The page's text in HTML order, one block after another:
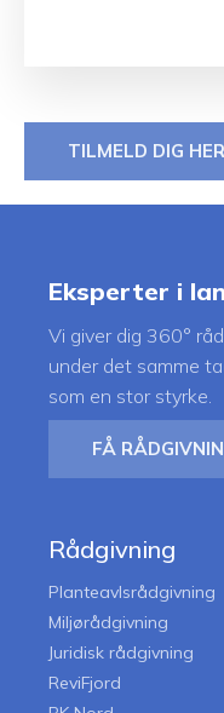
TILMELD DIG HER
Eksperter i
Vi giver dig 360°
under det samme
som en stor styrke.
FÅ
Rådgivning
Planteavlsrådgivning
Miljørådgivning
Juridisk rådgivning
ReviFjord